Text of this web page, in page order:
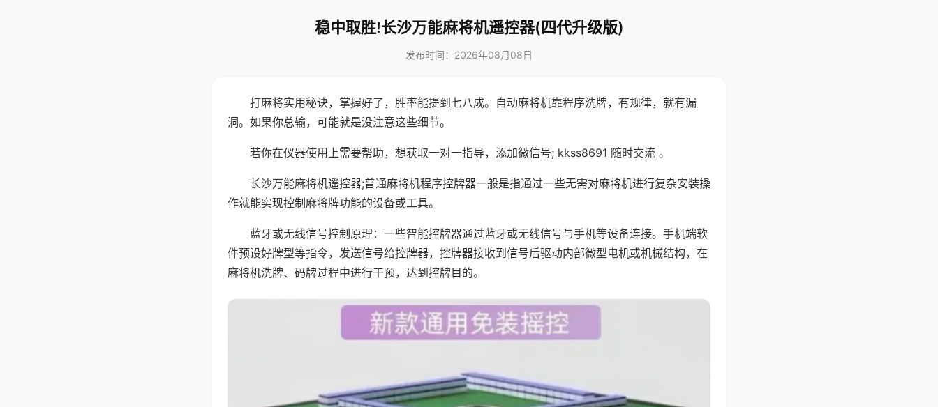
稳中取胜!长沙万能麻将机遥控器(四代升级版)
发布时间：2026年08月08日
打麻将实用秘诀，掌握好了，胜率能提到七八成。自动麻将机靠程序洗牌，有规律，就有漏
洞。如果你总输，可能就是没注意这些细节。
若你在仪器使用上需要帮助，想获取一对一指导，添加微信号; kkss8691 随时交流 。
长沙万能麻将机遥控器;普通麻将机程序控牌器一般是指通过一些无需对麻将机进行复杂安装操
作就能实现控制麻将牌功能的设备或工具。
蓝牙或无线信号控制原理：一些智能控牌器通过蓝牙或无线信号与手机等设备连接。手机端软
件预设好牌型等指令，发送信号给控牌器，控牌器接收到信号后驱动内部微型电机或机械结构，在
麻将机洗牌、码牌过程中进行干预，达到控牌目的。